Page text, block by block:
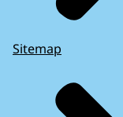
Sitemap